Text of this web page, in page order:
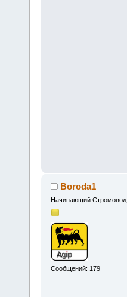
Boroda1
Начинающий Стромовод
Сообщений: 179